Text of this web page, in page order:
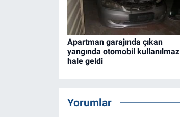
Apartman garajında çıkan
yangında otomobil kullanılmaz
hale geldi
Yorumlar